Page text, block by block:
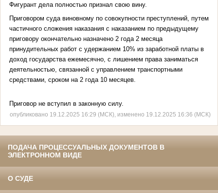
Фигурант дела полностью признал свою вину.
Приговором суда виновному по совокупности преступлений, путем
частичного сложения наказания с наказанием по предыдущему
приговору окончательно назначено 2 года 2 месяца
принудительных работ с удержанием 10% из заработной платы в
доход государства ежемесячно, с лишением права заниматься
деятельностью, связанной с управлением транспортными
средствами, сроком на 2 года 10 месяцев.
Приговор не вступил в законную силу.
опубликовано 19.12.2025 16:29 (МСК), изменено 19.12.2025 16:36 (МСК)
ПОДАЧА ПРОЦЕССУАЛЬНЫХ ДОКУМЕНТОВ В
ЭЛЕКТРОННОМ ВИДЕ
О СУДЕ